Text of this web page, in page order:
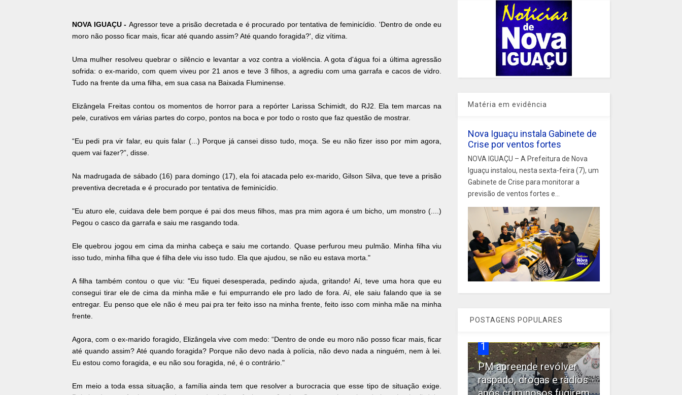
NOVA IGUAÇU - Agressor teve a prisão decretada e é procurado por tentativa de feminicídio. 'Dentro de onde eu
moro não posso ficar mais, ficar até quando assim? Até quando foragida?', diz vítima.
Uma mulher resolveu quebrar o silêncio e levantar a voz contra a violência. A gota d'água foi a última agressão
sofrida: o ex-marido, com quem viveu por 21 anos e teve 3 filhos, a agrediu com uma garrafa e cacos de vidro.
Tudo na frente da uma filha, em sua casa na Baixada Fluminense.
Elizângela Freitas contou os momentos de horror para a repórter Larissa Schimidt, do RJ2. Ela tem marcas na
pele, curativos em várias partes do corpo, pontos na boca e por todo o rosto que faz questão de mostrar.
“Eu pedi pra vir falar, eu quis falar (...) Porque já cansei disso tudo, moça. Se eu não fizer isso por mim agora,
quem vai fazer?”, disse.
Na madrugada de sábado (16) para domingo (17), ela foi atacada pelo ex-marido, Gilson Silva, que teve a prisão
preventiva decretada e é procurado por tentativa de feminicídio.
"Eu aturo ele, cuidava dele bem porque é pai dos meus filhos, mas pra mim agora é um bicho, um monstro (....)
Pegou o casco da garrafa e saiu me rasgando toda.
Ele quebrou jogou em cima da minha cabeça e saiu me cortando. Quase perfurou meu pulmão. Minha filha viu
isso tudo, minha filha que é filha dele viu isso tudo. Ela que ajudou, se não eu estava morta."
A filha também contou o que viu: "Eu fiquei desesperada, pedindo ajuda, gritando! Aí, teve uma hora que eu
consegui tirar ele de cima da minha mãe e fui empurrando ele pro lado de fora. Aí, ele saiu falando que ia se
entregar. Eu penso que ele não é meu pai pra ter feito isso na minha frente, feito isso com minha mãe na minha
frente.
Agora, com o ex-marido foragido, Elizângela vive com medo: “Dentro de onde eu moro não posso ficar mais, ficar
até quando assim? Até quando foragida? Porque não devo nada à polícia, não devo nada a ninguém, nem à lei.
Eu estou como foragida, e eu não sou foragida, né, é o contrário."
Em meio a toda essa situação, a família ainda tem que resolver a burocracia que esse tipo de situação exige.
Matéria em evidência
Nova Iguaçu instala Gabinete de
Crise por ventos fortes
NOVA IGUAÇU – A Prefeitura de Nova
Iguaçu instalou, nesta sexta-feira (7), um
Gabinete de Crise para monitorar a
previsão de ventos fortes e...
POSTAGENS POPULARES
1
PM apreende revólver
raspado, drogas e rádios